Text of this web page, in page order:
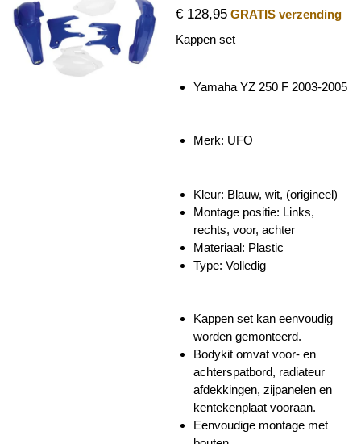
€ 128,95 GRATIS verzending
Kappen set
Yamaha YZ 250 F 2003-2005
Merk: UFO
Kleur: Blauw, wit, (origineel)
Montage positie: Links,
rechts, voor, achter
Materiaal: Plastic
Type: Volledig
Kappen set kan eenvoudig
worden gemonteerd.
Bodykit omvat voor- en
achterspatbord, radiateur
afdekkingen, zijpanelen en
kentekenplaat vooraan.
Eenvoudige montage met